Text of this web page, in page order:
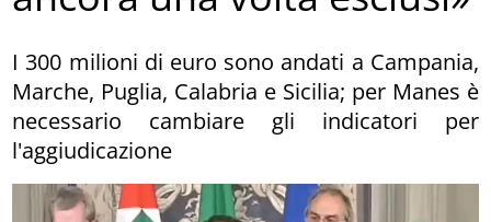
I 300 milioni di euro sono andati a Campania,
Marche, Puglia, Calabria e Sicilia; per Manes è
necessario cambiare gli indicatori per
l'aggiudicazione